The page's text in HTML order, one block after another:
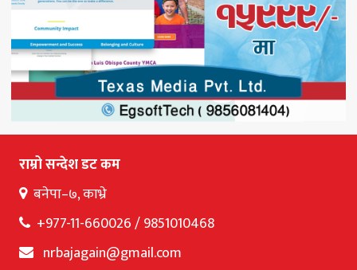
राम्रो सन्देश डट कम
बनेपा–७, काभ्रे
+977-11-660026 / 9851010468
nrbajagain@gmail.com